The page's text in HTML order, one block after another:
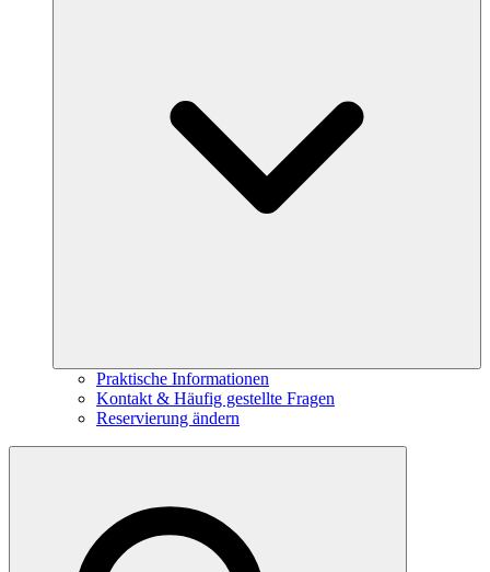
Praktische Informationen
Kontakt & Häufig gestellte Fragen
Reservierung ändern